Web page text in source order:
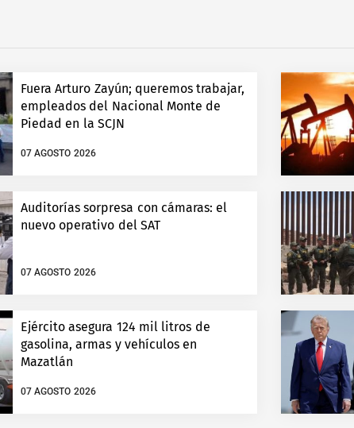
Fuera Arturo Zayún; queremos trabajar,
empleados del Nacional Monte de
Piedad en la SCJN
07 AGOSTO 2026
Auditorías sorpresa con cámaras: el
nuevo operativo del SAT
07 AGOSTO 2026
Ejército asegura 124 mil litros de
gasolina, armas y vehículos en
Mazatlán
07 AGOSTO 2026